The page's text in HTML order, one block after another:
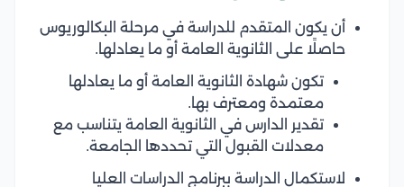
أن يكون المتقدم للدراسة في مرحلة البكالوريوس
حاصلًا على الثانوية العامة أو ما يعادلها.
تكون شهادة الثانوية العامة أو ما يعادلها
معتمدة ومعترف بها.
تقدير الدارس في الثانوية العامة يتناسب مع
معدلات القبول التي تحددها الجامعة.
لاستكمال الدراسة ببرنامج الدراسات العليا